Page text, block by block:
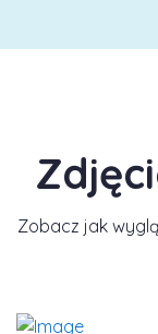
Zobacz jak